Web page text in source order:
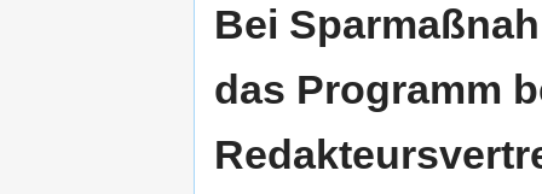
Bei
das Programm